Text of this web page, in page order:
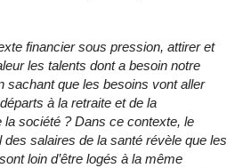
financier sous pression, attirer et
les talents dont a besoin notre
sachant que les besoins vont aller
à la retraite et de la
société ? Dans ce contexte, le
salaires de la santé révèle que les
loin d’être logés à la même